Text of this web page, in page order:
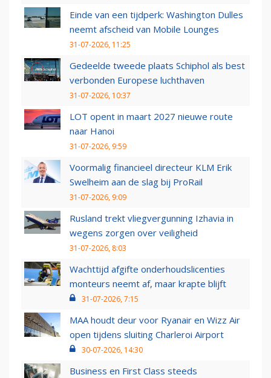
Einde van een tijdperk: Washington Dulles
neemt afscheid van Mobile Lounges
31-07-2026, 11:25
Gedeelde tweede plaats Schiphol als best
verbonden Europese luchthaven
31-07-2026, 10:37
LOT opent in maart 2027 nieuwe route
naar Hanoi
31-07-2026, 9:59
Voormalig financieel directeur KLM Erik
Swelheim aan de slag bij ProRail
31-07-2026, 9:09
Rusland trekt vliegvergunning Izhavia in
wegens zorgen over veiligheid
31-07-2026, 8:03
Wachttijd afgifte onderhoudslicenties
monteurs neemt af, maar krapte blijft
31-07-2026, 7:15
MAA houdt deur voor Ryanair en Wizz Air
open tijdens sluiting Charleroi Airport
30-07-2026, 14:30
Business en First Class steeds